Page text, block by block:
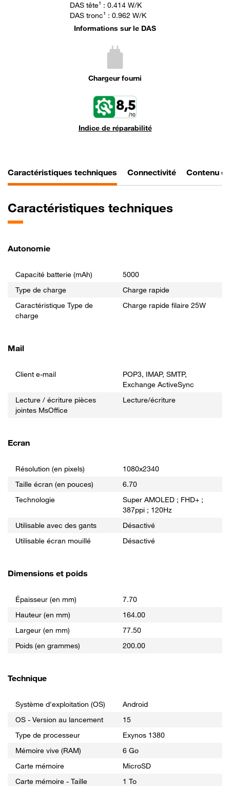
DAS tête¹ : 0.414 W/K
DAS tronc¹ : 0.962 W/K
Informations sur le DAS
Chargeur fourni
Indice de réparabilité
Caractéristiques techniques Connectivité Contenu
Caractéristiques techniques
Autonomie
Capacité batterie (mAh)
5000
Type de charge
Charge rapide
Caractéristique Type de
charge
Charge rapide filaire 25W
Mail
Client e-mail
POP3, IMAP, SMTP,
Exchange ActiveSync
Lecture / écriture pièces
jointes MsOffice
Lecture/écriture
Ecran
Résolution (en pixels)
1080x2340
Taille écran (en pouces)
6.70
Technologie
Super AMOLED ; FHD+ ;
387ppi ; 120Hz
Utilisable avec des gants
Désactivé
Utilisable écran mouillé
Désactivé
Dimensions et poids
Épaisseur (en mm)
7.70
Hauteur (en mm)
164.00
Largeur (en mm)
77.50
Poids (en grammes)
200.00
Technique
Système d'exploitation (OS)
Android
OS - Version au lancement
15
Type de processeur
Exynos 1380
Mémoire vive (RAM)
6 Go
Carte mémoire
MicroSD
Carte mémoire - Taille
1 To